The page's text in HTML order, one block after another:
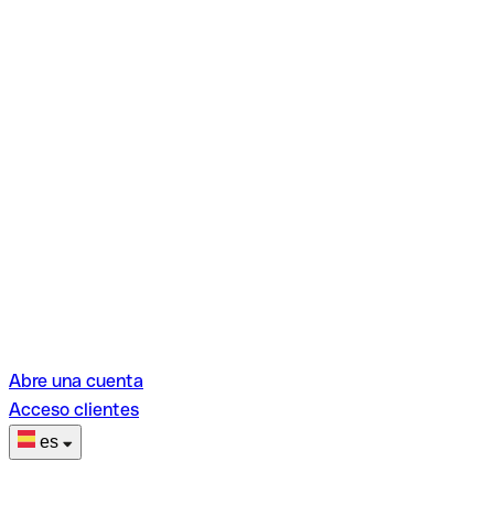
Abre una cuenta
Acceso clientes
es